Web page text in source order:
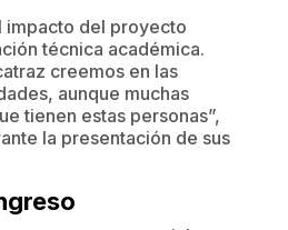
impacto del proyecto
técnica académica.
creemos en las
aunque muchas
tienen estas personas”,
la presentación de sus